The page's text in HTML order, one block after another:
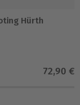
Hürth
72,90 €